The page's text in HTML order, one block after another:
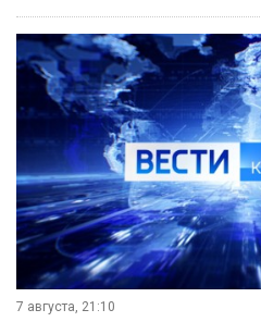
7 августа, 21:10